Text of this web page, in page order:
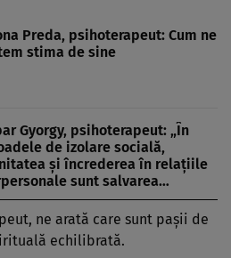
Preda, psihoterapeut: Cum ne
stima de sine
Gyorgy, psihoterapeut: „În
de izolare socială,
şi încrederea în relaţiile
sunt salvarea…
ne arată care sunt paşii de
echilibrată.